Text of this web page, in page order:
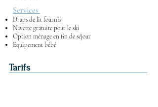
Services
Draps de lit fournis
Navette gratuite pour le ski
Option ménage en fin de séjour
Equipement bébé
Tarifs